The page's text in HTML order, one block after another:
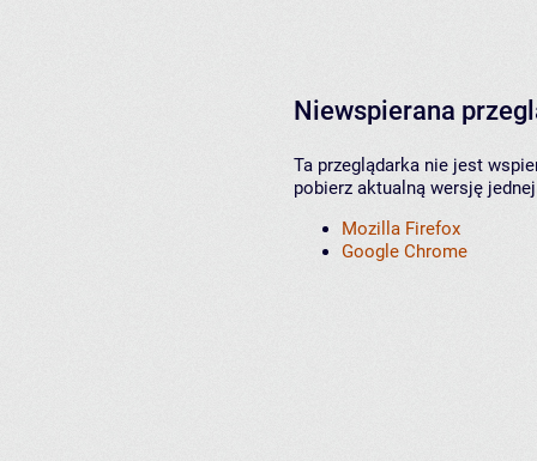
Niewspierana
Ta przeglądarka nie jest
pobierz aktualną wersję
Mozilla Firefox
Google Chrome